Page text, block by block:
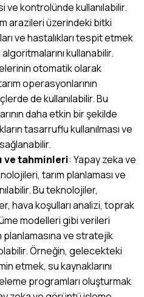
ve kontrolünde kullanılabilir.
arazileri üzerindeki bitki
ve hastalıkları tespit etmek
kullanabilir.
otomatik olarak
operasyonlarının
de kullanılabilir. Bu
daha etkin bir şekilde
tasarruflu kullanılması ve
ve tahminleri: Yapay zeka ve
tarım planlaması ve
Bu teknolojiler,
hava koşulları analizi, toprak
modelleri gibi verileri
planlamasına ve stratejik
Örneğin, gelecekteki
etmek, su kaynaklarını
programları oluşturmak